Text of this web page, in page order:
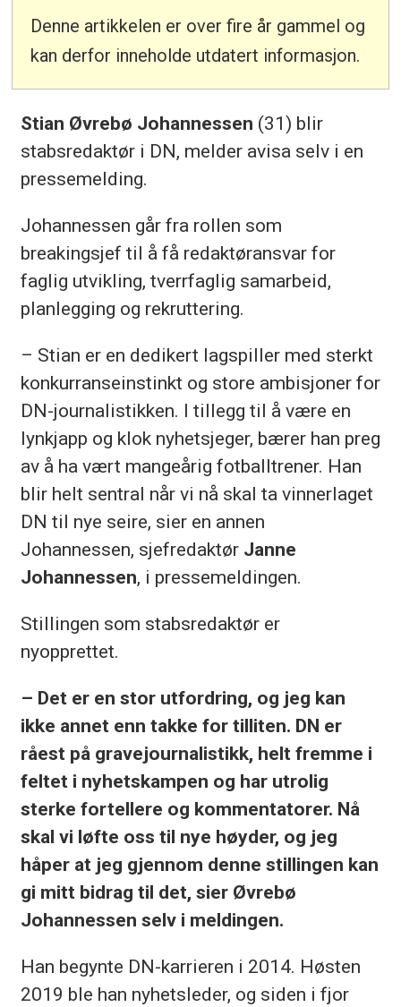
Denne artikkelen er over fire år gammel og
kan derfor inneholde utdatert informasjon.
Stian Øvrebø Johannessen (31) blir
stabsredaktør i DN, melder avisa selv i en
pressemelding.
Johannessen går fra rollen som
breakingsjef til å få redaktøransvar for
faglig utvikling, tverrfaglig samarbeid,
planlegging og rekruttering.
– Stian er en dedikert lagspiller med sterkt
konkurranseinstinkt og store ambisjoner for
DN-journalistikken. I tillegg til å være en
lynkjapp og klok nyhetsjeger, bærer han preg
av å ha vært mangeårig fotballtrener. Han
blir helt sentral når vi nå skal ta vinnerlaget
DN til nye seire, sier en annen
Johannessen, sjefredaktør Janne
Johannessen, i pressemeldingen.
Stillingen som stabsredaktør er
nyopprettet.
– Det er en stor utfordring, og jeg kan
ikke annet enn takke for tilliten. DN er
råest på gravejournalistikk, helt fremme i
feltet i nyhetskampen og har utrolig
sterke fortellere og kommentatorer. Nå
skal vi løfte oss til nye høyder, og jeg
håper at jeg gjennom denne stillingen kan
gi mitt bidrag til det, sier Øvrebø
Johannessen selv i meldingen.
Han begynte DN-karrieren i 2014. Høsten
2019 ble han nyhetsleder, og siden i fjor